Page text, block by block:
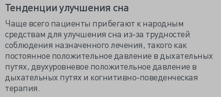
Тенденции улучшения сна
Чаще всего пациенты прибегают к народным
средствам для улучшения сна из-за трудностей
соблюдения назначенного лечения, такого как
постоянное положительное давление в дыхательных
путях, двухуровневое положительное давление в
дыхательных путях и когнитивно-поведенческая
терапия.